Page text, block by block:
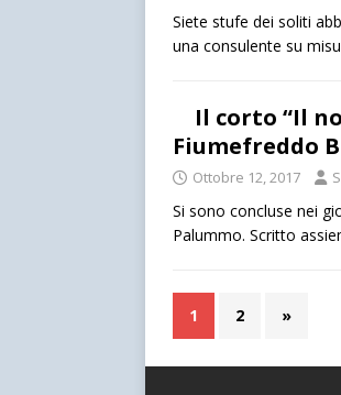
Siete stufe dei soliti
una consulente su
Il corto “Il
Fiumefreddo
Ottobre 12, 2017
Si sono concluse nei
Palummo. Scritto
1 2 »